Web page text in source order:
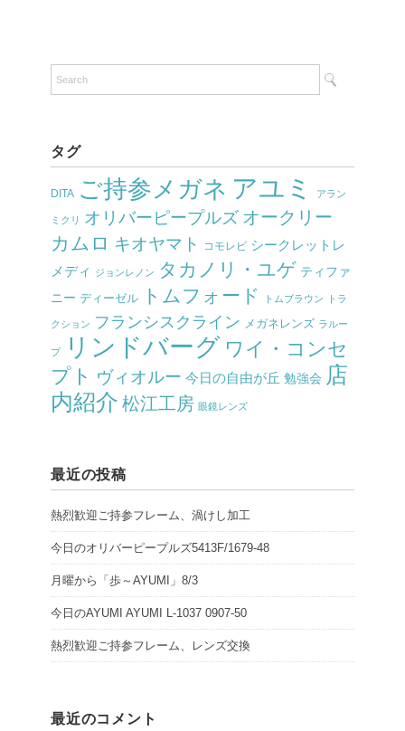
タグ
DITA ご持参メガネ アユミ アラン
ミクリ オリバーピープルズ オークリー
カムロ キオヤマト コモレビ シークレットレ
メディ
ジョンレノン タカノリ・ユゲ ティファ
ニー ディーゼル トムフォード トムブラウン トラ
クション フランシスクライン メガネレンズ ラルー
プ リンドバーグ ワイ・コンセ
プト ヴィオルー 今日の自由が丘 勉強会 店
内紹介 松江工房 眼鏡レンズ
最近の投稿
熱烈歓迎ご持参フレーム、渦けし加工
今日のオリバーピープルズ5413F/1679-48
月曜から「歩～AYUMI」8/3
今日のAYUMI AYUMI L-1037 0907-50
熱烈歓迎ご持参フレーム、レンズ交換
最近のコメント